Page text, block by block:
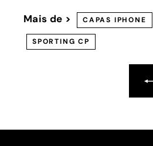
Mais de > CAPAS IPHONE
SPORTING CP